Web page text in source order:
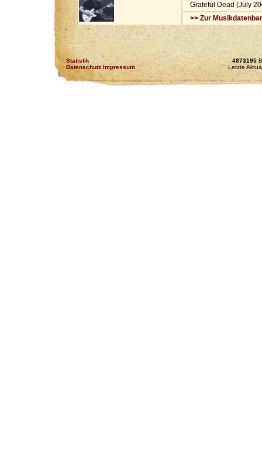
Grateful Dead (July
>> Zur
Statistik
Datenschutz Impressum
4873195
Letzte